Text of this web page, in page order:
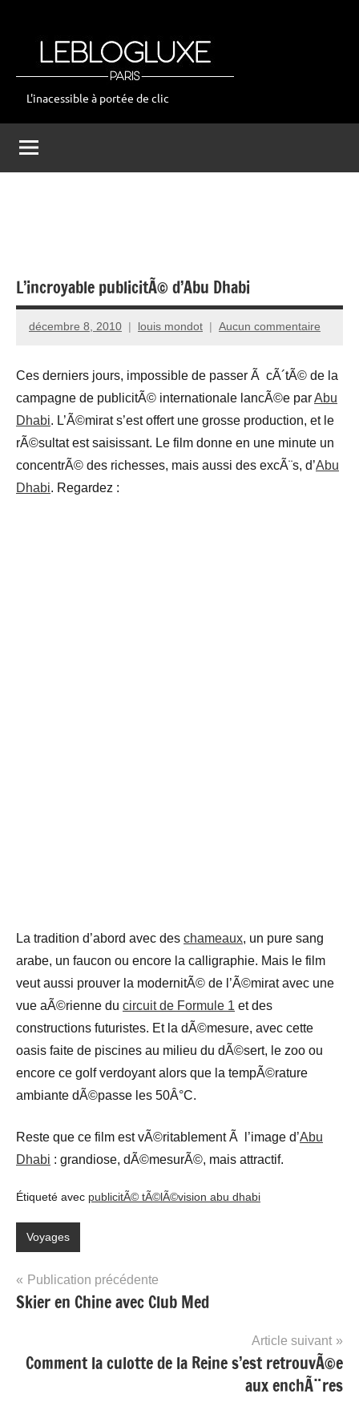
leblogluxe
L'inacessible à portée de clic
L’incroyable publicitÃ© d’Abu Dhabi
décembre 8, 2010 louis mondot Aucun commentaire
Ces derniers jours, impossible de passer Ã cÃ´tÃ© de la
campagne de publicitÃ© internationale lancÃ©e parAbu
Dhabi. L’Ã©mirat s’est offert une grosse production, et le
rÃ©sultat est saisissant. Le film donne en une minute un
concentrÃ© des richesses, mais aussi des excÃ¨s, d’Abu
Dhabi. Regardez :
La tradition d’abord avec des chameaux, un pure sang
arabe, un faucon ou encore la calligraphie. Mais le film
veut aussi prouver la modernitÃ© de l’Ã©mirat avec une
vue aÃ©rienne du circuit de Formule 1 et des
constructions futuristes. Et la dÃ©mesure, avec cette
oasis faite de piscines au milieu du dÃ©sert, le zoo ou
encore ce golf verdoyant alors que la tempÃ©rature
ambiante dÃ©passe les 50Â°C.
Reste que ce film est vÃ©ritablement Ã l’image d’Abu
Dhabi : grandiose, dÃ©mesurÃ©, mais attractif.
Étiqueté avec publicitÃ© tÃ©lÃ©vision abu dhabi
Voyages
Navigation
de
Publication précédente
Skier en Chine avec Club Med
Article suivant
Comment la culotte de la Reine s’est retrouvÃ©e
aux enchÃ¨res